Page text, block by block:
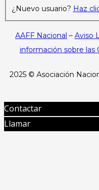
¿Nuevo usuario? Haz
AAFF Nacional – Aviso
información sobre las
2025 © Asociación
Contactar
Llamar